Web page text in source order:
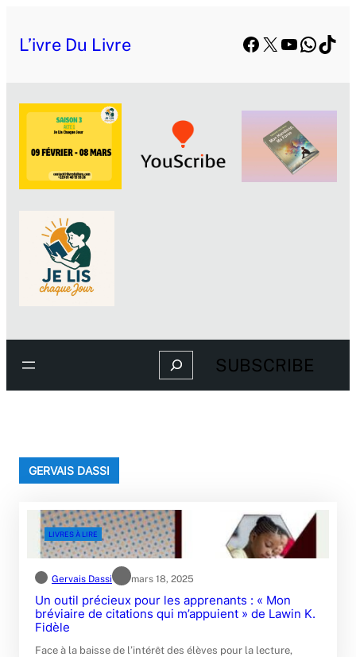
auL’ivre Du Livre Facebook
X YouTube
Search SUBSCRIBE
GERVAIS DASSI
LIVRES À LIRE
Gervais Dassi mars 18, 2025
Un outil précieux pour les apprenants : « Mon
bréviaire de citations qui m’appuient » de Lawin K.
Fidèle
Face à la baisse de l’intérêt des élèves pour la lecture,